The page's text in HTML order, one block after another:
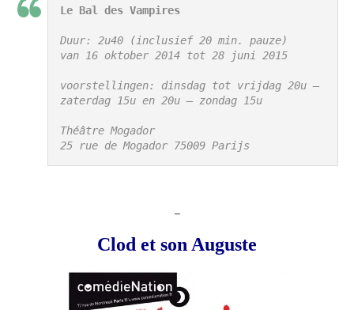
Le Bal des Vampires
Duur: 2u40 (inclusief 20 min. pauze)
voorstellingen: dinsdag tot vrijdag 20u –
zaterdag 15u en 20u – zondag 15u
Théâtre Mogador
25 rue de Mogador 75009 Parijs
Clod et son Auguste